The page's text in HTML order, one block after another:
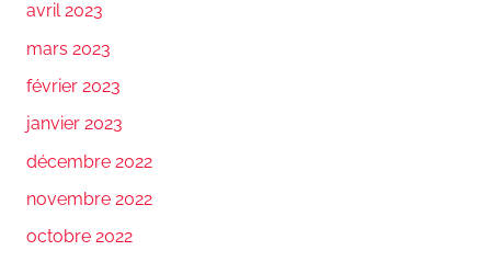
avril 2023
mars 2023
février 2023
janvier 2023
décembre 2022
novembre 2022
octobre 2022